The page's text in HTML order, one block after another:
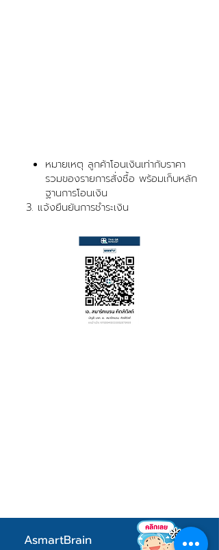
หมายเหตุ ลูกค้าโอนเงินเท่ากับราคา
รวมของรายการสั่งซื้อ พร้อมเก็บหลัก
ฐานการโอนเงิน
3. แจ้งยืนยันการชำระเงิน
AsmartBrain